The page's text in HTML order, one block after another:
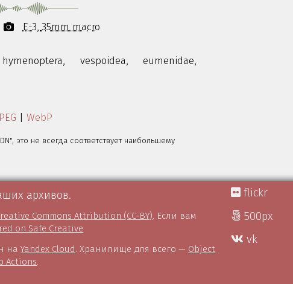
E-3 35mm macro
hymenoptera, vespoidea,
eumenidae,
WebP
это не всегда соответствует наибольшему
архивов.
Commons Attribution (CC-BY). Если вам
on Safe Creative
наYandex Cloud. Хранилище для всего — Object
Actions.
flickr
500px
vk